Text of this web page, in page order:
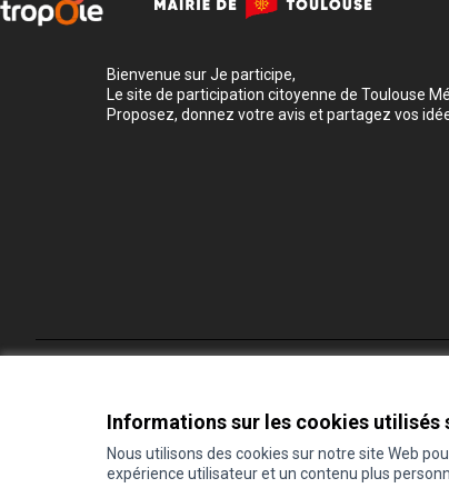
Informations sur les cookies utilisés
Nous utilisons des cookies sur notre site Web
expérience utilisateur et un contenu plus
Bienvenue sur Je participe,
Le site de participation citoyenne de Toulouse
Proposez, donnez votre avis et partagez vos